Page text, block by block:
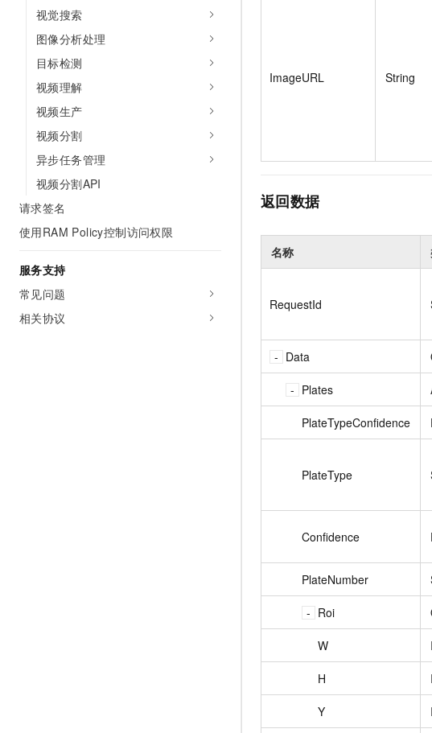
视觉搜索
图像分析处理
目标检测
视频理解
视频生产
视频分割
异步任务管理
视频分割API
请求签名
使用RAM Policy控制访问权限
服务支持
常见问题
相关协议
ImageURL String
返回数据
名称
RequestId
Data
Plates
PlateTypeConfidence
PlateType
Confidence
PlateNumber
Roi
W
H
Y